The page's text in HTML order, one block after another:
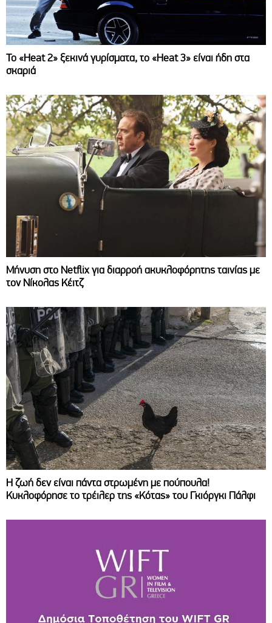
Το «Heat 2» ξεκινά γυρίσματα, το «Heat 3» είναι ήδη στα
σκαριά
Μήνυση στο Netflix για διαρροή ακυκλοφόρητης ταινίας με
τον Νίκολας Κέιτζ
Η ζωή δεν είναι πάντα στρωμένη με πούπουλα!
Κυκλοφόρησε το τρέιλερ της «Κότας» του Γκιόργκι Πάλφι